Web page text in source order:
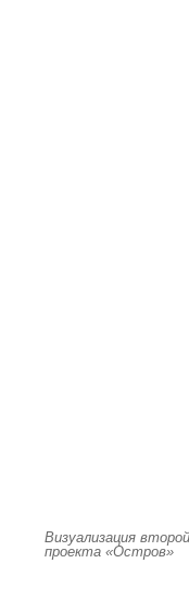
Визуализация
проекта «Остров»